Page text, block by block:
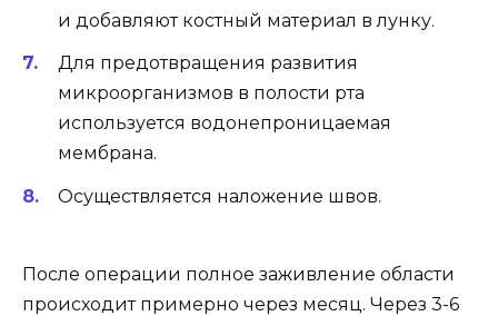
и добавляют костный материал в лунку.
Для предотвращения развития
микроорганизмов в полости рта
используется водонепроницаемая
мембрана.
Осуществляется наложение швов.
После операции полное заживление области
происходит примерно через месяц. Через 3-6